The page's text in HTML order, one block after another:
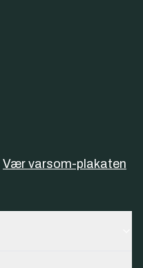
Vær varsom-plakaten